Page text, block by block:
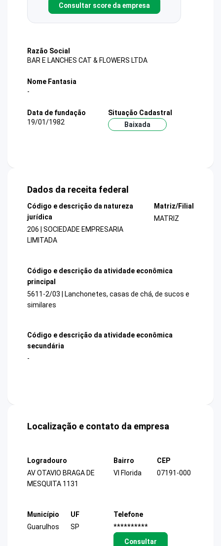
Consultar score da empresa
Razão Social
BAR E LANCHES CAT & FLOWERS LTDA
Nome Fantasia
-
Data de fundação
19/01/1982
Situação Cadastral
Baixada
Dados da receita federal
Código e descrição da natureza
jurídica
206 | SOCIEDADE EMPRESARIA
LIMITADA
Matriz/Filial
MATRIZ
Código e descrição da atividade econômica
principal
5611-2/03 | Lanchonetes, casas de chá, de sucos e
similares
Código e descrição da atividade econômica
secundária
-
Localização e contato da empresa
Logradouro
AV OTAVIO BRAGA DE
MESQUITA 1131
Bairro
Vl Florida
CEP
07191-000
Município
Guarulhos
UF
SP
Telefone
**********
Consultar